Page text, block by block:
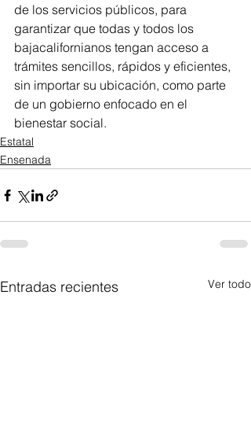
de los servicios públicos, para
garantizar que todas y todos los
bajacalifornianos tengan acceso a
trámites sencillos, rápidos y eficientes,
sin importar su ubicación, como parte
de un gobierno enfocado en el
bienestar social.
Estatal
Ensenada
Entradas recientes Ver todo